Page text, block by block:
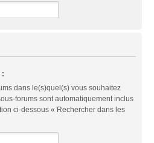
:
dans le(s)quel(s) vous souhaitez
forums sont automatiquement inclus
ci-dessous « Rechercher dans les